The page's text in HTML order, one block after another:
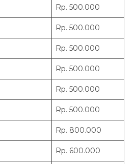
Rp. 500.000
Rp. 500.000
Rp. 500.000
Rp. 500.000
Rp. 500.000
Rp. 500.000
Rp. 800.000
Rp. 600.000